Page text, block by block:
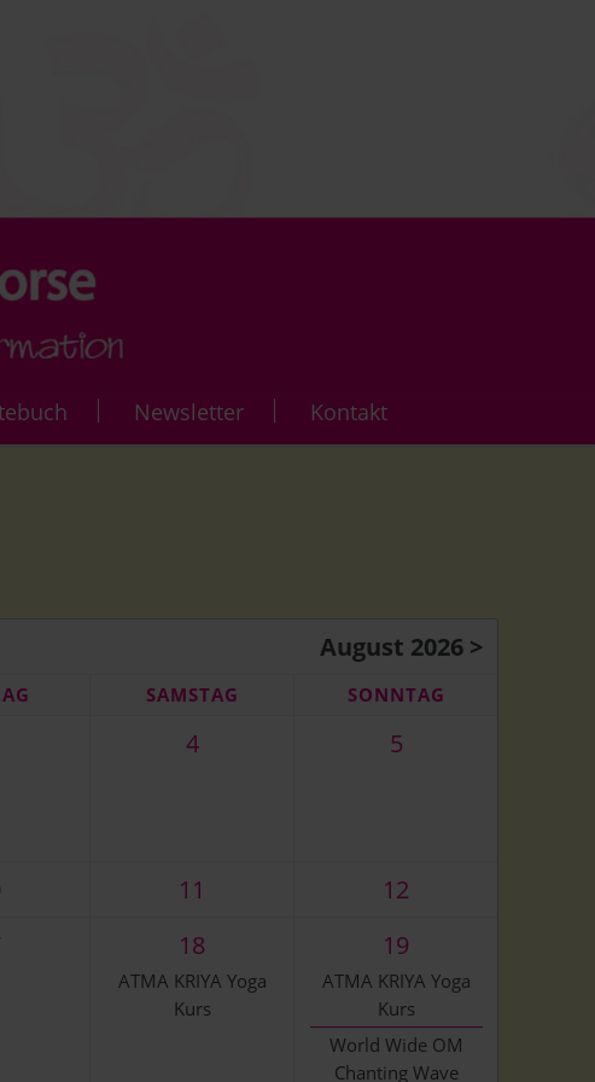
Newsletter Kontakt
August 2026 >
SAMSTAG SONNTAG
4 5
11
12
18
ATMA KRIYA Yoga
Kurs
19
ATMA KRIYA Yoga
Kurs
World Wide OM
Chanting Wave